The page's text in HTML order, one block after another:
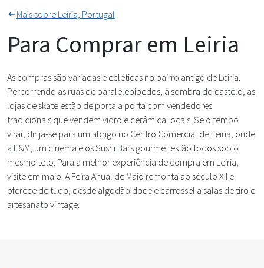
Cidade Leiria
Mais sobre Leiria, Portugal
Para Comprar em Leiria
As compras são variadas e ecléticas no bairro antigo de Leiria.
Percorrendo as ruas de paralelepípedos, à sombra do castelo, as
lojas de skate estão de porta a porta com vendedores
tradicionais que vendem vidro e cerâmica locais. Se o tempo
virar, dirija-se para um abrigo no Centro Comercial de Leiria, onde
a H&M, um cinema e os Sushi Bars gourmet estão todos sob o
mesmo teto. Para a melhor experiência de compra em Leiria,
visite em maio. A Feira Anual de Maio remonta ao século XII e
oferece de tudo, desde algodão doce e carrossel a salas de tiro e
artesanato vintage.